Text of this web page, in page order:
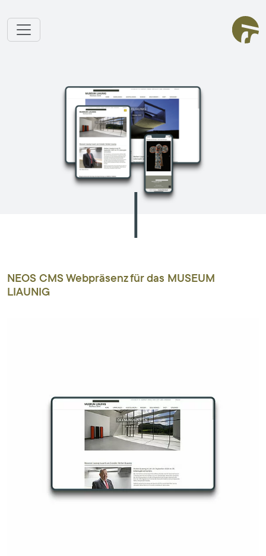
NEOS CMS Webpräsenz für das MUSEUM
LIAUNIG